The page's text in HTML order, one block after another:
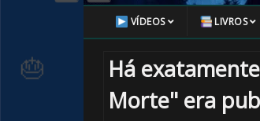
VÍDEOS LIVROS
Há
Morte" era